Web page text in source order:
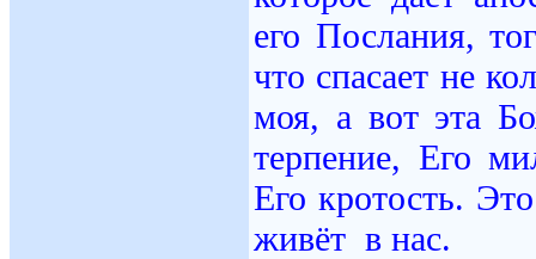
его Послания,
что спасает не
моя, а вот эта
терпение, Его
Его кротость.
живёт в нас.